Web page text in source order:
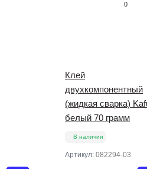
0
Клей
двухкомпонентный
(жидкая сварка)
белый 70 грамм
В наличии
Артикул: 082294-03